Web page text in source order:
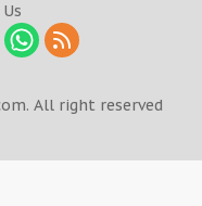
All right reserved